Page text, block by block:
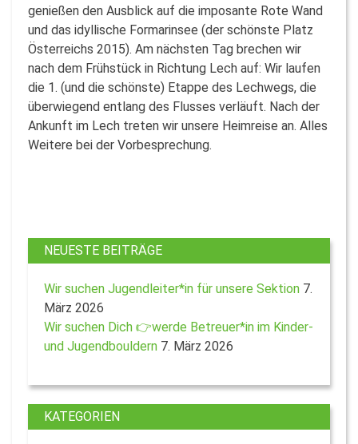
genießen den Ausblick auf die imposante Rote Wand
und das idyllische Formarinsee (der schönste Platz
Österreichs 2015). Am nächsten Tag brechen wir
nach dem Frühstück in Richtung Lech auf: Wir laufen
die 1. (und die schönste) Etappe des Lechwegs, die
überwiegend entlang des Flusses verläuft. Nach der
Ankunft im Lech treten wir unsere Heimreise an. Alles
Weitere bei der Vorbesprechung.
NEUESTE BEITRÄGE
Wir suchen Jugendleiter*in für unsere Sektion 7.
März 2026
Wir suchen Dich 👉werde Betreuer*in im Kinder-
und Jugendbouldern 7. März 2026
KATEGORIEN